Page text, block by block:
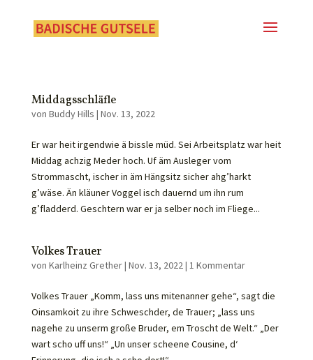
Middagsschläfle
von Buddy Hills | Nov. 13, 2022
Er war heit irgendwie ä bissle müd. Sei Arbeitsplatz war heit
Middag achzig Meder hoch. Uf äm Ausleger vom
Strommascht, ischer in äm Hängsitz sicher ahg’harkt
g’wäse. Än kläuner Voggel isch dauernd um ihn rum
g’fladderd. Geschtern war er ja selber noch im Fliege...
Volkes Trauer
von Karlheinz Grether| Nov. 13, 2022| 1 Kommentar
Volkes Trauer „Komm, lass uns mitenanner gehe“, sagt die
Oinsamkoit zu ihre Schweschder, de Trauer; „lass uns
nagehe zu unserm große Bruder, em Troscht de Welt.“ „Der
wart scho uff uns!“ „Un unser scheene Cousine, d‘